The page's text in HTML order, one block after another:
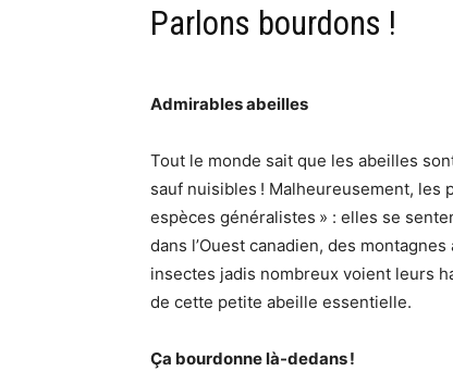
Parlons bourdons !
Admirables abeilles
Tout le monde sait que les abeilles
sauf nuisibles ! Malheureusement, les
espèces généralistes » : elles se
dans l’Ouest canadien, des
insectes jadis nombreux voient leurs
de cette petite abeille essentielle.
Ça bourdonne là-dedans !